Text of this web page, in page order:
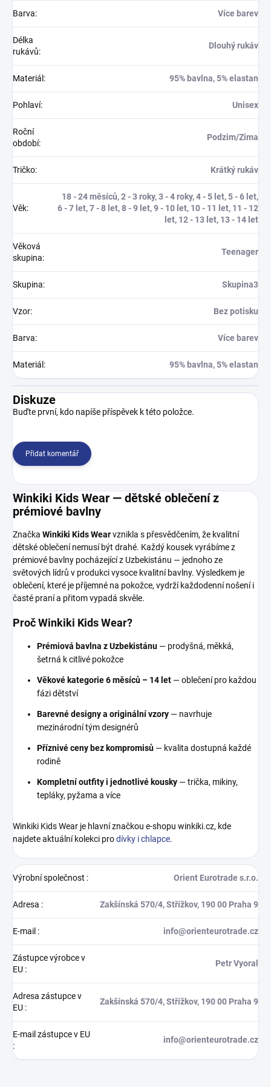
Barva: Více barev
Délka
rukávů:
Dlouhý rukáv
Materiál : 95% bavlna, 5% elastan
Pohlaví: Unisex
Roční
období:
Podzim/Zima
Tričko: Krátký rukáv
Věk:
18 - 24 měsíců, 2 - 3 roky, 3 - 4 roky, 4 - 5 let, 5 - 6 let,
6 - 7 let, 7 - 8 let, 8 - 9 let, 9 - 10 let, 10 - 11 let, 11 - 12
let, 12 - 13 let, 13 - 14 let
Věková
skupina:
Teenager
Skupina: Skupina3
Vzor: Bez potisku
Barva: Více barev
Materiál : 95% bavlna, 5% elastan
Diskuze
Buďte první, kdo napíše příspěvek k této položce.
Přidat komentář
Winkiki Kids Wear — dětské oblečení z
prémiové bavlny
Značka Winkiki Kids Wearvznikla s přesvědčením, že kvalitní
dětské oblečení nemusí být drahé. Každý kousek vyrábíme z
prémiové bavlny pocházející z Uzbekistánu — jednoho ze
světových lídrů v produkci vysoce kvalitní bavlny. Výsledkem je
oblečení, které je příjemné na pokožce, vydrží každodenní nošení i
časté praní a přitom vypadá skvěle.
Proč Winkiki Kids Wear?
Prémiová bavlna z Uzbekistánu — prodyšná, měkká,
šetrná k citlivé pokožce
Věkové kategorie 6 měsíců – 14 let — oblečení pro každou
fázi dětství
Barevné designy a originální vzory — navrhuje
mezinárodní tým designérů
Příznivé ceny bez kompromisů — kvalita dostupná každé
rodině
Kompletní outfity i jednotlivé kousky — trička, mikiny,
tepláky, pyžama a více
Winkiki Kids Wear je hlavní značkou e-shopu winkiki.cz, kde
najdete aktuální kolekci prodívky i chlapce.
Výrobní společnost : Orient Eurotrade s.r.o.
Adresa : Zakšínská 570/4, Střížkov, 190 00 Praha 9
E-mail : info@orienteurotrade.cz
Zástupce výrobce v
EU :
Petr Vyoral
Adresa zástupce v
EU :
Zakšínská 570/4, Střížkov, 190 00 Praha 9
E-mail zástupce v EU
:
info@orienteurotrade.cz